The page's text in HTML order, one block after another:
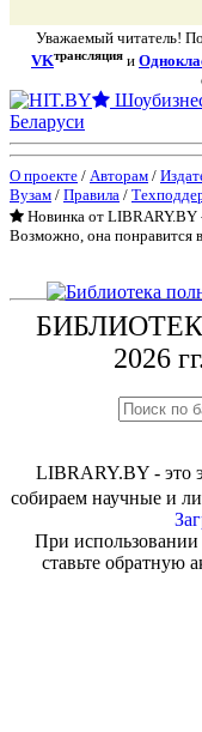
Уважаемый читатель!
VKтрансляция и
Беларуси
О проекте / Авторам /
Вузам / Правила /
Новинка от LIBRARY.BY
Возможно, она понравится
2026
LIBRARY.BY - это
собираем научные и
При использовании
ставьте обратную